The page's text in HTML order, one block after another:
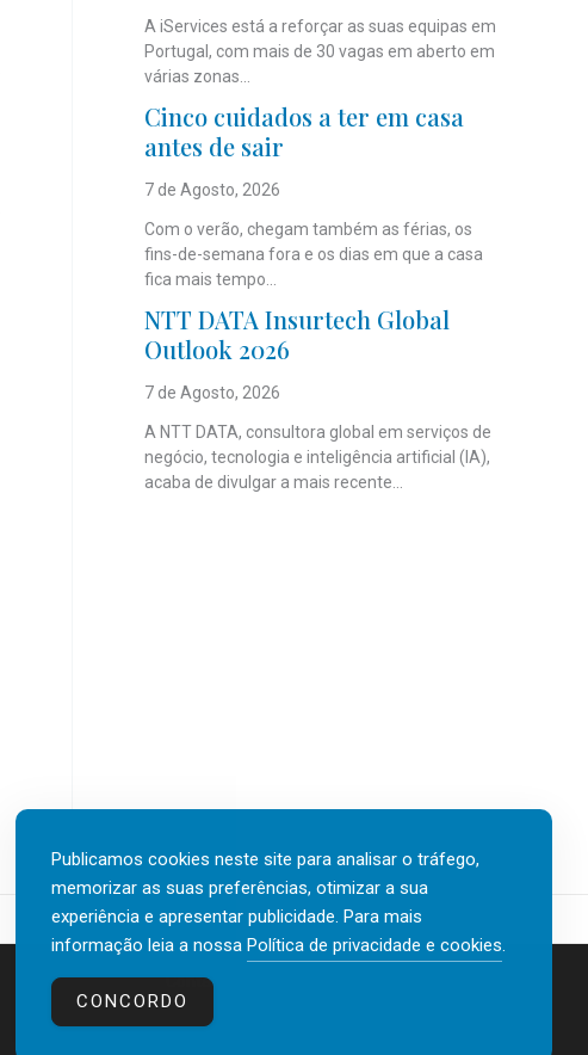
A iServices está a reforçar as suas equipas em
Portugal, com mais de 30 vagas em aberto em
várias zonas...
Cinco cuidados a ter em casa
antes de sair
7 de Agosto, 2026
Com o verão, chegam também as férias, os
fins-de-semana fora e os dias em que a casa
fica mais tempo...
NTT DATA Insurtech Global
Outlook 2026
7 de Agosto, 2026
A NTT DATA, consultora global em serviços de
negócio, tecnologia e inteligência artificial (IA),
acaba de divulgar a mais recente...
Contactos
Publicamos cookies neste site para analisar o tráfego,
memorizar as suas preferências, otimizar a sua
experiência e apresentar publicidade. Para mais
informação leia a nossa Política de privacidade e cookies.
CONCORDO